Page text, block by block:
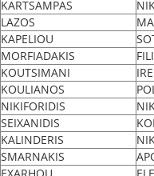
KARTSAMPAS
LAZOS
KAPELIOU
MORFIADAKIS
KOUTSIMANI
KOULIANOS
NIKIFORIDIS
SEIXANIDIS
KALINDERIS
SMARNAKIS